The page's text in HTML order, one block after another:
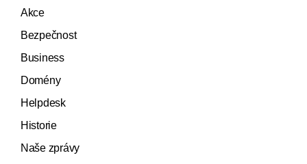
Akce
Bezpečnost
Business
Domény
Helpdesk
Historie
Naše zprávy